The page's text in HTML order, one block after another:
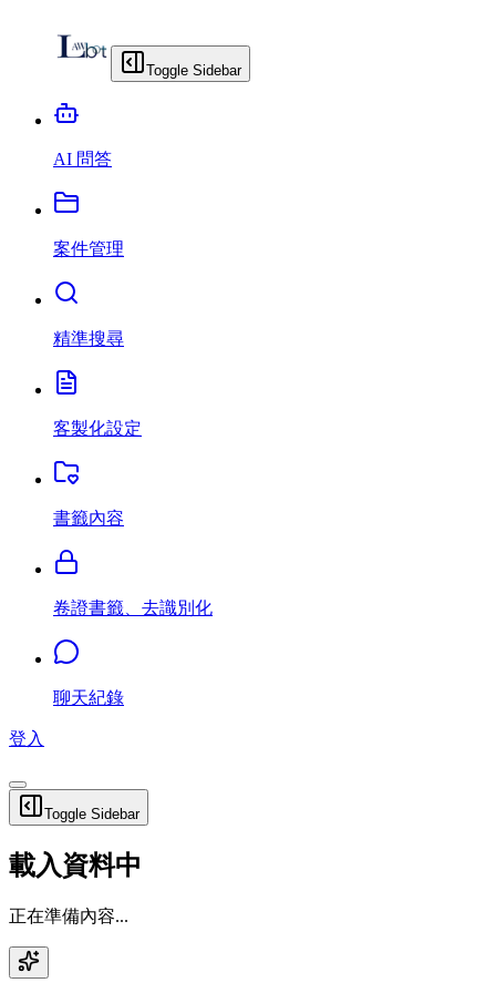
Toggle Sidebar
AI 問答
案件管理
精準搜尋
客製化設定
書籤內容
卷證書籤、去識別化
聊天紀錄
登入
Toggle Sidebar
載入資料中
正在準備內容...